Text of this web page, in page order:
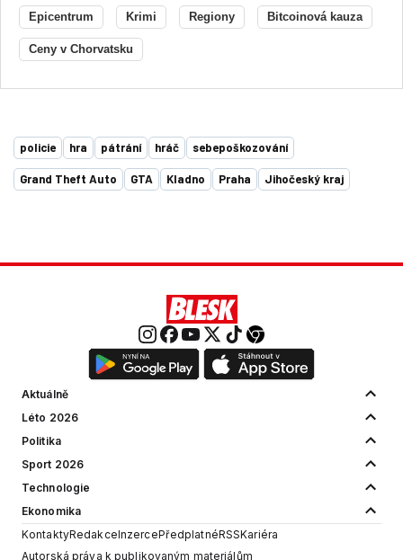
Epicentrum Krimi Regiony Bitcoinová kauza
Ceny v Chorvatsku
policie hra pátrání hráč sebepoškozování
Grand Theft Auto GTA Kladno Praha Jihočeský kraj
Aktuálně
Léto 2026
Politika
Sport 2026
Technologie
Ekonomika
KontaktyRedakceInzercePředplatnéRSSKariéra
Autorská práva k publikovaným materiálům